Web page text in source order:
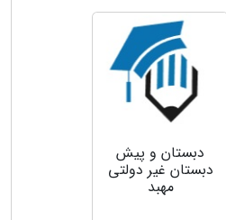
دبستان و پیش
دبستان غیر دولتی
مهبد